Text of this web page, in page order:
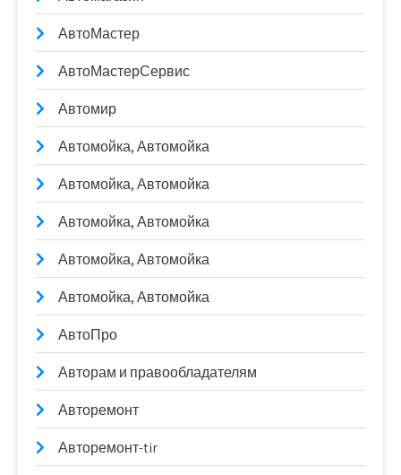
АвтоМастер
АвтоМастерСервис
Автомир
Автомойка, Автомойка
Автомойка, Автомойка
Автомойка, Автомойка
Автомойка, Автомойка
Автомойка, Автомойка
АвтоПро
Авторам и правообладателям
Авторемонт
Авторемонт-tir